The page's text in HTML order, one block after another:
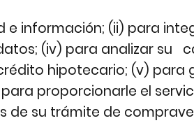
e información; (ii) para
(iv) para analizar su
hipotecario; (v) para
proporcionarle el
de su trámite de